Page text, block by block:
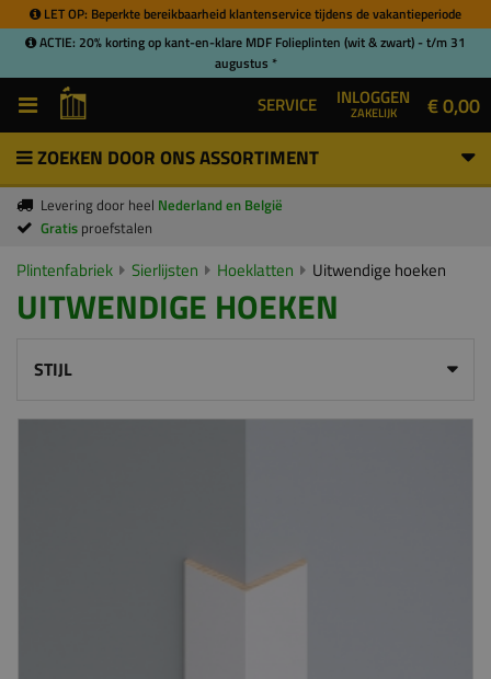
LET OP: Beperkte bereikbaarheid klantenservice tijdens de vakantieperiode
ACTIE: 20% korting op kant-en-klare MDF Folieplinten (wit & zwart) - t/m 31
augustus *
SERVICE INLOGGEN
ZAKELIJK € 0,00
ZOEKEN DOOR ONS ASSORTIMENT
Levering door heel Nederland en België
Gratis proefstalen
Plintenfabriek Sierlijsten Hoeklatten Uitwendige hoeken
UITWENDIGE HOEKEN
STIJL